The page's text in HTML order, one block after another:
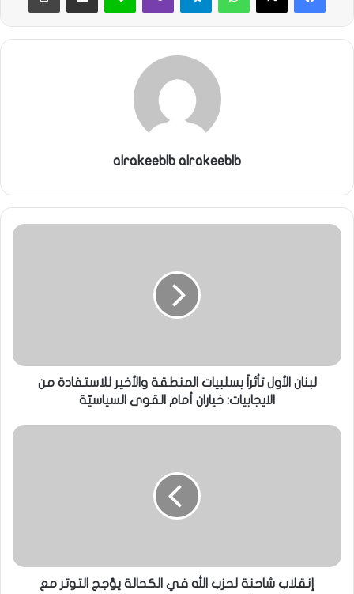
alrakeeblb alrakeeblb
لبنان الأول تأثراً بسلبيات المنطقة والأخير للاستفادة من
الايجابيات: خياران أمام القوى السياسيّة
إنقلاب شاحنة لحزب الله في الكحالة يؤجج التوتر مع